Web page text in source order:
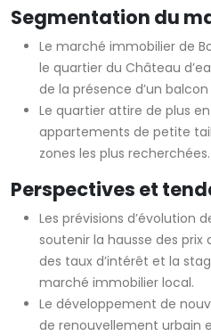
Segmentation du
Le marché immobilier de
le quartier du Château
de la présence d’un
Le quartier attire de plus
appartements de petite
zones les plus recherchées.
Perspectives et
Les prévisions d’évolution
soutenir la hausse des
des taux d’intérêt et la
marché immobilier local.
Le développement de
de renouvellement urbain